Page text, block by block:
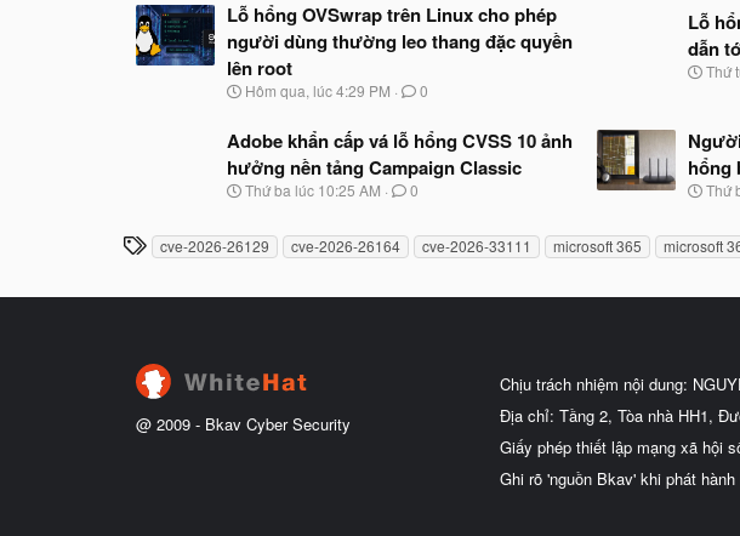
Lỗ hổng OVSwrap trên Linux cho phép
người dùng thường leo thang đặc quyền
lên root
N
y
b
ắ
ầ
u
Hôm qua, lúc 4:29 PM 0
Lỗ
dẫn
N
b
ắ
t
u
Thứ
Adobe khẩn cấp vá lỗ hổng CVSS 10 ảnh
hưởng nền tảng Campaign Classic
N
y
Thứ ba lúc 10:25 AM 0
hổng
N
y
Thứ
T
ẻ
cve-2026-26129 cve-2026-26164 cve-2026-33111 microsoft 365 microsoft
@ 2009 - Bkav Cyber Security
Chịu trách nhiệm nội dung:
Địa chỉ: Tầng 2, Tòa nhà HH1,
Giấy phép thiết lập mạng xã hội
Ghi rõ 'nguồn Bkav' khi phát